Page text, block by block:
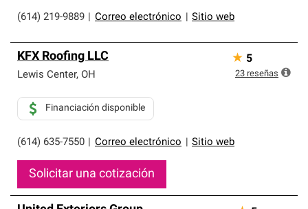
(614) 219-9889 Correo electrónico Sitio web
KFX Roofing LLC
Lewis Center, OH
(614) 635-7550 Correo electrónico Sitio web
Financiación disponible
Solicitar una cotización
★ 5
23 reseñas